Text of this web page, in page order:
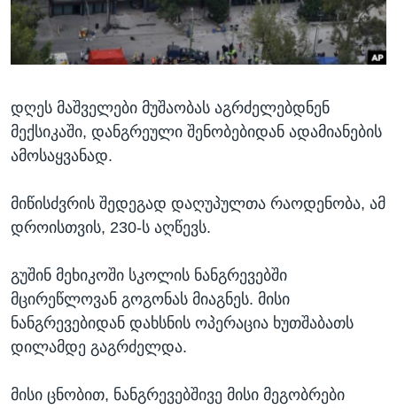
ᲡᲢᲣᲓᲘᲐ ᲕᲐᲨᲘᲜᲒᲢᲝᲜᲘ
ᲔᲙᲝᲜᲝᲛᲘᲙᲐ
ᲯᲐᲜᲛᲠᲗᲔᲚᲝᲑᲐ
ᲘᲜᲢᲔᲠᲕᲘᲣ
ᲙᲣᲚᲢᲣᲠᲐ
ᲓᲔᲖᲘᲜᲤᲝᲠᲛᲐᲪᲘᲐ
Learning English
ენები
დღეს მაშველები მუშაობას აგრძელებდნენ
მექსიკაში, დანგრეული შენობებიდან ადამიანების
ამოსაყვანად.
მიწისძვრის შედეგად დაღუპულთა რაოდენობა, ამ
დროისთვის, 230-ს აღწევს.
გუშინ მეხიკოში სკოლის ნანგრევებში
მცირეწლოვან გოგონას მიაგნეს. მისი
ნანგრევებიდან დახსნის ოპერაცია ხუთშაბათს
დილამდე გაგრძელდა.
მისი ცნობით, ნანგრევებშივე მისი მეგობრები